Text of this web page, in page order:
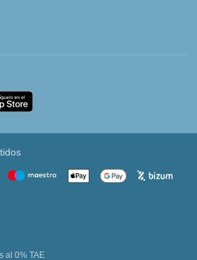
al 0% TAE